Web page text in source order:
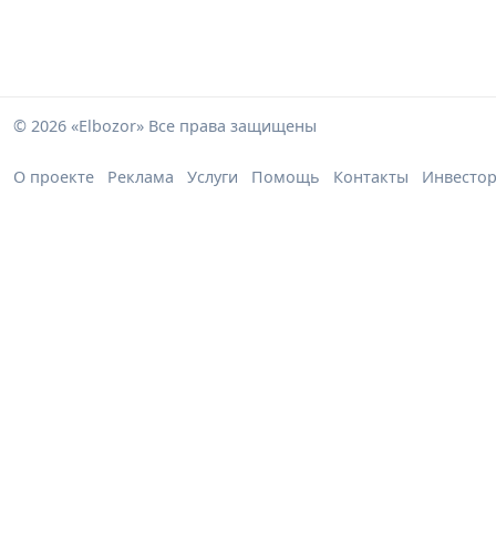
© 2026 «Elbozor» Все права защищены
О проекте Реклама Услуги Помощь Контакты